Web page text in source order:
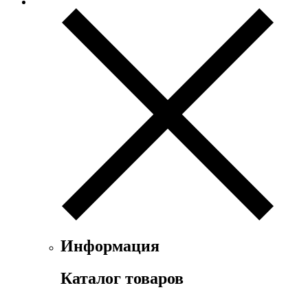
Информация
Каталог товаров